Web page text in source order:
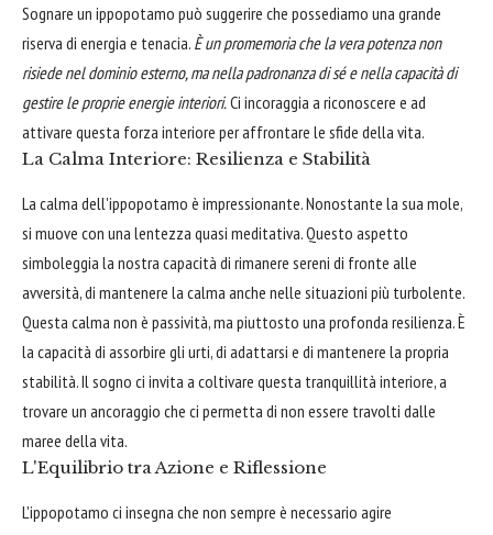
Sognare un ippopotamo può suggerire che possediamo una grande
riserva di energia e tenacia. È un promemoria che la vera potenza non
risiede nel dominio esterno, ma nella padronanza di sé e nella capacità di
gestire le proprie energie interiori.Ci incoraggia a riconoscere e ad
attivare questa forza interiore per affrontare le sfide della vita.
La Calma Interiore: Resilienza e Stabilità
La calma dell'ippopotamo è impressionante. Nonostante la sua mole,
si muove con una lentezza quasi meditativa. Questo aspetto
simboleggia la nostra capacità di rimanere sereni di fronte alle
avversità, di mantenere la calma anche nelle situazioni più turbolente.
Questa calma non è passività, ma piuttosto una profonda resilienza. È
la capacità di assorbire gli urti, di adattarsi e di mantenere la propria
stabilità. Il sogno ci invita a coltivare questa tranquillità interiore, a
trovare un ancoraggio che ci permetta di non essere travolti dalle
maree della vita.
L'Equilibrio tra Azione e Riflessione
L'ippopotamo ci insegna che non sempre è necessario agire